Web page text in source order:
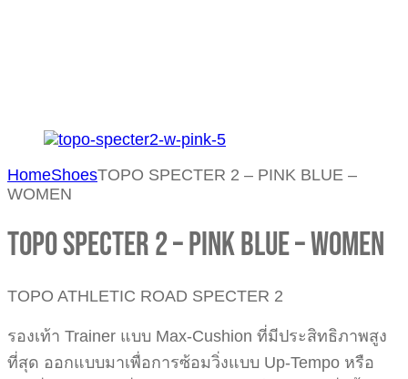
HomeShoesTOPO SPECTER 2 – PINK BLUE –
WOMEN
TOPO SPECTER 2 – PINK BLUE – WOMEN
TOPO ATHLETIC ROAD SPECTER 2
รองเท้า Trainer แบบ Max-Cushion ที่มีประสิทธิภาพสูง
ที่สุด ออกแบบมาเพื่อการซ้อมวิ่งแบบ Up-Tempo หรือ